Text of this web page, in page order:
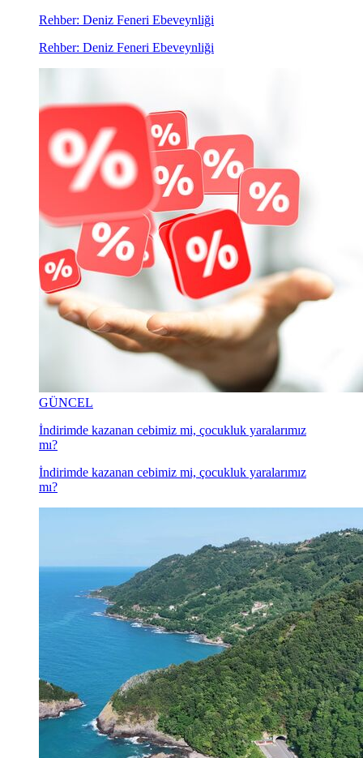
Rehber: Deniz Feneri Ebeveynliği
Rehber: Deniz Feneri Ebeveynliği
GÜNCEL
İndirimde kazanan cebimiz mi, çocukluk yaralarımız
mı?
İndirimde kazanan cebimiz mi, çocukluk yaralarımız
mı?